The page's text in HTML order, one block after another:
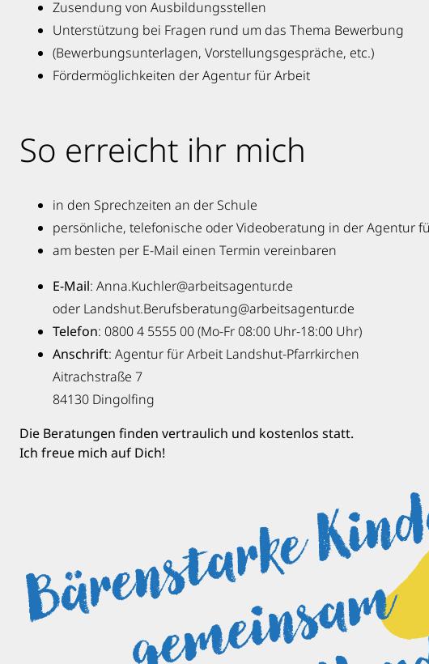
Zusendung von Ausbildungsstellen
Unterstützung bei Fragen rund um das Thema Bewerbung
(Bewerbungsunterlagen, Vorstellungsgespräche, etc.)
Fördermöglichkeiten der Agentur für Arbeit
So erreicht ihr mich
in den Sprechzeiten an der Schule
persönliche, telefonische oder Videoberatung in der Agentur
am besten per E-Mail einen Termin vereinbaren
E-Mail: Anna.Kuchler@arbeitsagentur.de
oder Landshut.Berufsberatung@arbeitsagentur.de
Telefon: 0800 4 5555 00 (Mo-Fr 08:00 Uhr-18:00 Uhr)
Anschrift: Agentur für Arbeit Landshut-Pfarrkirchen
Aitrachstraße 7
84130 Dingolfing
Die Beratungen finden vertraulich und kostenlos statt.
Ich freue mich auf Dich!